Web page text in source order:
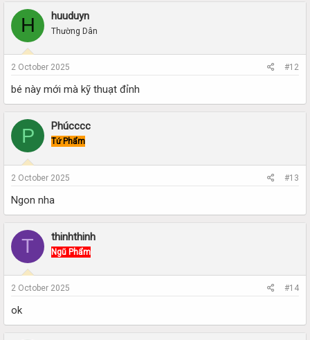
H huuduyn
Thường Dân
2 October 2025 #12
bé này mới mà kỹ thuạt đỉnh
P Phúcccc
Tứ Phẩm
2 October 2025 #13
Ngon nha
T thinhthinh
Ngũ Phẩm
2 October 2025 #14
ok